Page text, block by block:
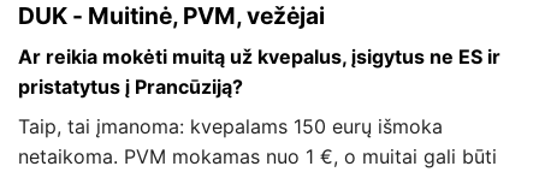
DUK - Muitinė, PVM, vežėjai
Ar reikia mokėti muitą už kvepalus, įsigytus ne ES ir
pristatytus į Prancūziją?
Taip, tai įmanoma: kvepalams 150 eurų išmoka
netaikoma. PVM mokamas nuo 1 €, o muitai gali būti